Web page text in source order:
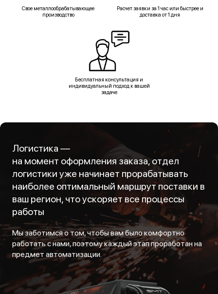
Свое металлообрабатывающее
производство
Расчет заявки за 1 час или быстрее и
доставка от 1 дня
Бесплатная консультация и
индивидуальный подход к вашей
задаче
Логистика —
на момент оформления заказа, отдел
логистики уже начинает прорабатывать
наиболее оптимальный маршрут поставки в
ваш регион, что ускоряет все процессы
работы
Мы заботимся о том, чтобы вам было комфортно
работать с нами, поэтому каждый этап проработан на
предмет автоматизации.